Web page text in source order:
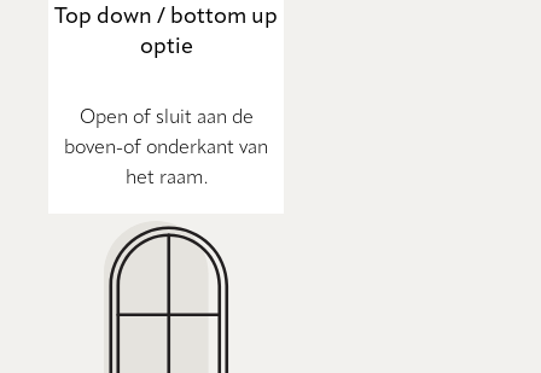
Top down / bottom up
optie
Open of sluit aan de
boven-of onderkant van
het raam.